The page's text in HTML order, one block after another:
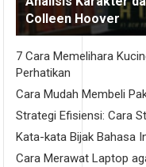
Colleen Hoover
7 Cara Memelihara
Perhatikan
Cara Mudah Membeli
Strategi Efisiensi: Cara
Kata-kata Bijak Bahasa
Cara Merawat Laptop